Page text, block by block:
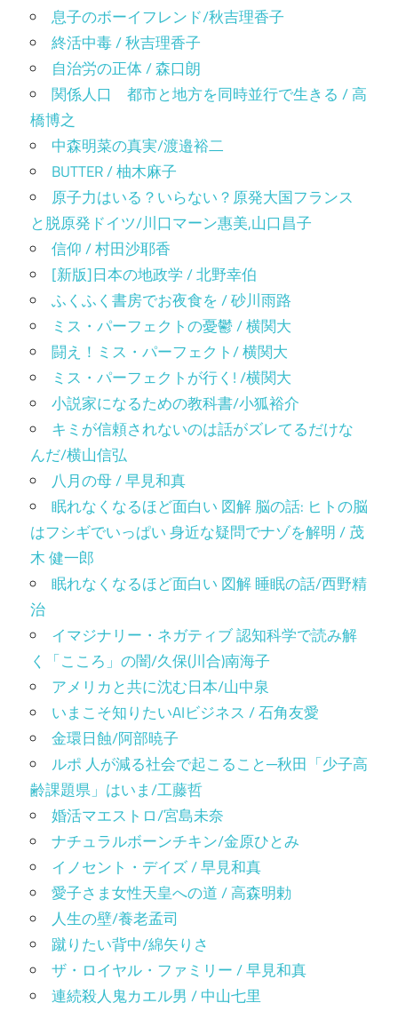
息子のボーイフレンド/秋吉理香子
終活中毒 / 秋吉理香子
自治労の正体 / 森口朗
関係人口 都市と地方を同時並行で生きる / 高
橋博之
中森明菜の真実/渡邉裕二
BUTTER / 柚木麻子
原子力はいる？いらない？原発大国フランス
と脱原発ドイツ/川口マーン惠美,山口昌子
信仰 / 村田沙耶香
[新版]日本の地政学 / 北野幸伯
ふくふく書房でお夜食を / 砂川雨路
ミス・パーフェクトの憂鬱 / 横関大
闘え！ミス・パーフェクト/ 横関大
ミス・パーフェクトが行く! /横関大
小説家になるための教科書/小狐裕介
キミが信頼されないのは話がズレてるだけな
んだ/横山信弘
八月の母 / 早見和真
眠れなくなるほど面白い 図解 脳の話: ヒトの脳
はフシギでいっぱい 身近な疑問でナゾを解明 / 茂
木 健一郎
眠れなくなるほど面白い 図解 睡眠の話/西野精
治
イマジナリー・ネガティブ 認知科学で読み解
く「こころ」の闇/久保(川合)南海子
アメリカと共に沈む日本/山中泉
いまこそ知りたいAIビジネス / 石角友愛
金環日蝕/阿部暁子
ルポ 人が減る社会で起こること─秋田「少子高
齢課題県」はいま/工藤哲
婚活マエストロ/宮島未奈
ナチュラルボーンチキン/金原ひとみ
イノセント・デイズ / 早見和真
愛子さま女性天皇への道 / 高森明勅
人生の壁/養老孟司
蹴りたい背中/綿矢りさ
ザ・ロイヤル・ファミリー / 早見和真
連続殺人鬼カエル男 / 中山七里